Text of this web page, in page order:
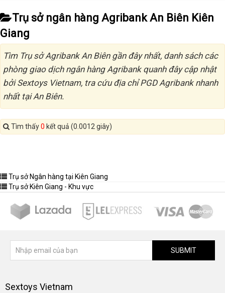
Trụ sở ngân hàng Agribank An Biên Kiên
Giang
Tìm Trụ sở Agribank An Biên gần đây nhất, danh sách các
phòng giao dịch ngân hàng Agribank quanh đây cập nhật
bởi Sextoys Vietnam, tra cứu địa chỉ PGD Agribank nhanh
nhất tại An Biên.
Tìm thấy0 kết quả (0.0012 giây)
Trụ sở Ngân hàng tại Kiên Giang
Trụ sở Kiên Giang - Khu vực
SUBMIT
Sextoys Vietnam